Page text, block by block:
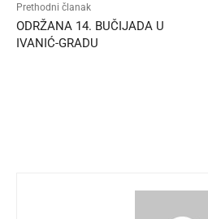
Prethodni članak
ODRŽANA 14. BUČIJADA U
IVANIĆ-GRADU